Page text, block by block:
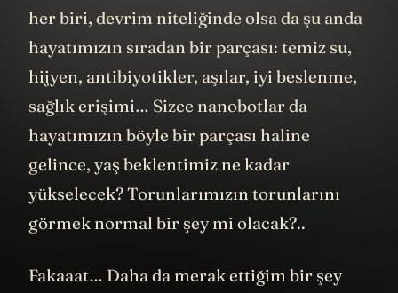
her biri, devrim niteliğinde olsa da şu anda
hayatımızın sıradan bir parçası: temiz su,
hijyen, antibiyotikler, aşılar, iyi beslenme,
sağlık erişimi… Sizce nanobotlar da
hayatımızın böyle bir parçası haline
gelince, yaş beklentimiz ne kadar
yükselecek? Torunlarımızın torunlarını
görmek normal bir şey mi olacak?..
Fakaaat… Daha da merak ettiğim bir şey